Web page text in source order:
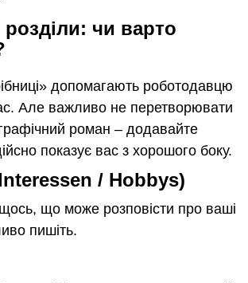
розділи: чи варто
допомагають роботодавцю
Але важливо не перетворювати
роман – додавайте
показує вас з хорошого боку.
/ Hobbys)
що може розповісти про ваші
пишіть.